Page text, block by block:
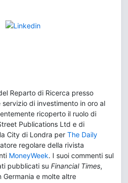
Reparto di Ricerca presso
servizio di investimento in oro al
ricoperto il ruolo di
Publications Ltd e di
City di Londra per The Daily
regolare della rivista
MoneyWeek. I suoi commenti sul
pubblicati su Financial Times,
Germania e molte altre